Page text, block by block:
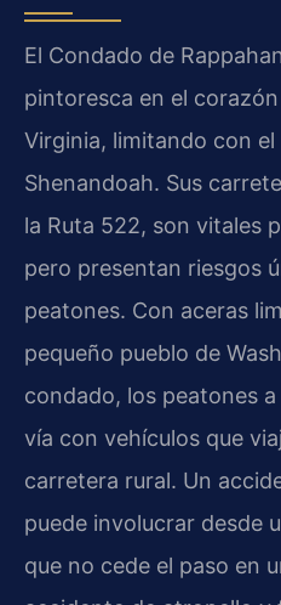
El Condado de
pintoresca en el
Virginia, limitando con el
Shenandoah. Sus
la Ruta 522, son vitales
pero presentan riesgos
peatones. Con aceras
pequeño pueblo de
condado, los peatones
vía con vehículos que
carretera rural. Un
puede involucrar desde
que no cede el paso en